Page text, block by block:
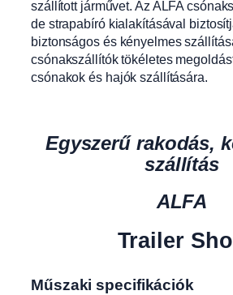
szállított járművet. Az ALFA
de strapabíró kialakításával
biztonságos és kényelmes
csónakszállítók tökéletes
csónakok és hajók szállítására.
Egyszerű rakodás,
szállítás
ALFA
Trailer
Műszaki specifikációk